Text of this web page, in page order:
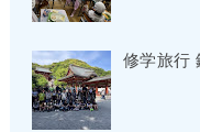
修学旅行